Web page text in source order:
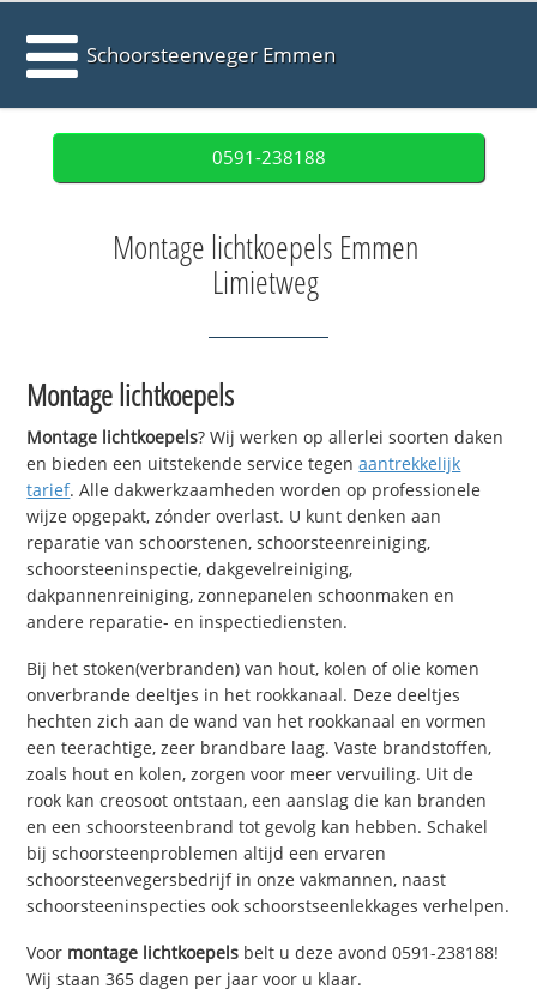
Schoorsteenveger Emmen
0591-238188
Montage lichtkoepels Emmen
Limietweg
Montage lichtkoepels
Montage lichtkoepels? Wij werken op allerlei soorten daken
en bieden een uitstekende service tegenaantrekkelijk
tarief. Alle dakwerkzaamheden worden op professionele
wijze opgepakt, zónder overlast. U kunt denken aan
reparatie van schoorstenen, schoorsteenreiniging,
schoorsteeninspectie, dakgevelreiniging,
dakpannenreiniging, zonnepanelen schoonmaken en
andere reparatie- en inspectiediensten.
Bij het stoken(verbranden) van hout, kolen of olie komen
onverbrande deeltjes in het rookkanaal. Deze deeltjes
hechten zich aan de wand van het rookkanaal en vormen
een teerachtige, zeer brandbare laag. Vaste brandstoffen,
zoals hout en kolen, zorgen voor meer vervuiling. Uit de
rook kan creosoot ontstaan, een aanslag die kan branden
en een schoorsteenbrand tot gevolg kan hebben. Schakel
bij schoorsteenproblemen altijd een ervaren
schoorsteenvegersbedrijf in onze vakmannen, naast
schoorsteeninspecties ook schoorstseenlekkages verhelpen.
Voor montage lichtkoepels belt u deze avond 0591-238188!
Wij staan 365 dagen per jaar voor u klaar.